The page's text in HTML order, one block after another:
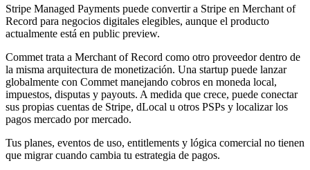
Stripe Managed Payments puede convertir a Stripe en Merchant of
Record para negocios digitales elegibles, aunque el producto
actualmente está en public preview.
Commet trata a Merchant of Record como otro proveedor dentro de
la misma arquitectura de monetización. Una startup puede lanzar
globalmente con Commet manejando cobros en moneda local,
impuestos, disputas y payouts. A medida que crece, puede conectar
sus propias cuentas de Stripe, dLocal u otros PSPs y localizar los
pagos mercado por mercado.
Tus planes, eventos de uso, entitlements y lógica comercial no tienen
que migrar cuando cambia tu estrategia de pagos.